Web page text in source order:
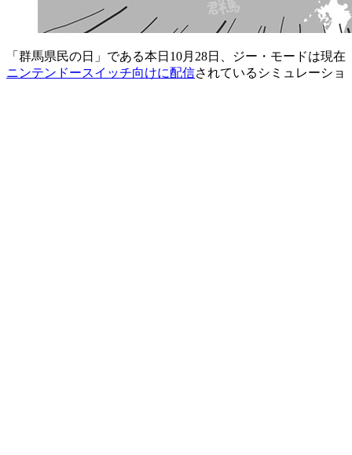
「群馬県民の日」である本日10月28日、ジー・モードは現在
ニンテンドースイッチ向けに配信されているシミュレーショ